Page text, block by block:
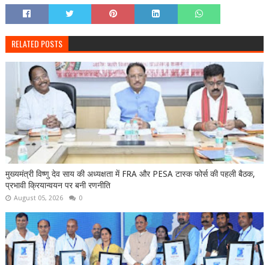
RELATED POSTS
मुख्यमंत्री विष्णु देव साय की अध्यक्षता में FRA और PESA टास्क फोर्स की पहली बैठक,
प्रभावी क्रियान्वयन पर बनी रणनीति
August 05, 2026 0